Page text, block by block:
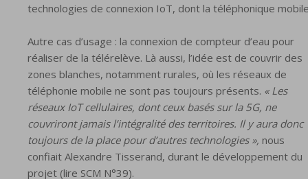
technologies de connexion IoT, dont la téléphonique
Autre cas d’usage : la connexion de compteur d’eau pour
réaliser de la télérelève. Là aussi, l’idée est de couvrir des
zones blanches, notamment rurales, où les réseaux de
téléphonie mobile ne sont pas toujours présents. « Les
réseaux IoT cellulaires, dont ceux basés sur la 5G, ne
couvriront jamais l’intégralité des territoires. Il y aura donc
toujours de la place pour d’autres technologies », nous
confiait Alexandre Tisserand, durant le développement du
projet (lire SCM N°39).